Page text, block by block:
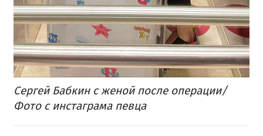
Сергей Бабкин с женой после операции/
Фото с инстаграма певца